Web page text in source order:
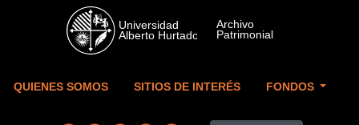
Skip to main content
QUIENES SOMOS SITIOS DE INTERÉS FONDOS